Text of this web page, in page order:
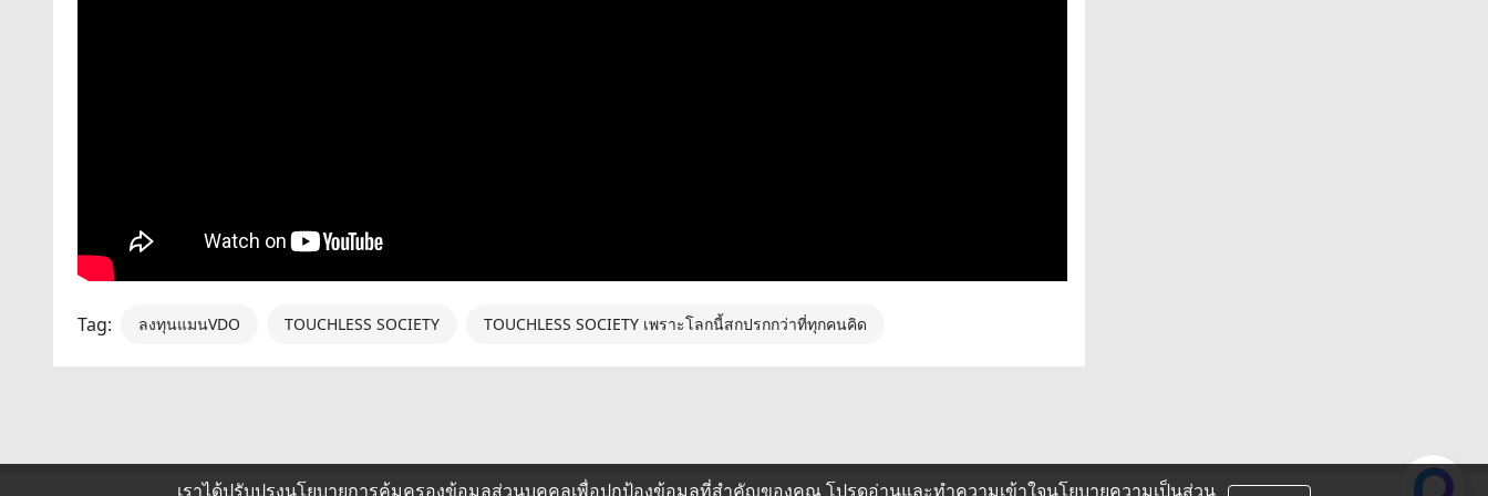
Tag: ลงทุนแมนVDO TOUCHLESS SOCIETY TOUCHLESS SOCIETY เพราะโลกนี้สกปรกกว่าที่ทุกคนคิด
เราได้ปรับปรุงนโยบายการคุ้มครองข้อมูลส่วนบุคคลเพื่อปกป้องข้อมูลที่สำคัญของคุณ โปรดอ่านและทำความเข้าใจนโยบายความเป็นส่วน